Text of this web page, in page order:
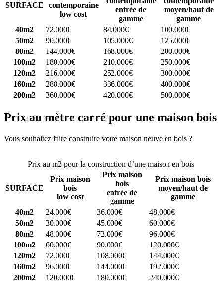
SURFACE
contemporaine
low cost
entrée de
gamme
moyen/haut de
gamme
40m2
72.000€ 84.000€
100.000€
50m2
90.000€ 105.000€
125.000€
80m2
144.000€ 168.000€
200.000€
100m2
180.000€ 210.000€
250.000€
120m2
216.000€ 252.000€
300.000€
160m2
288.000€ 336.000€
400.000€
200m2
360.000€ 420.000€ 500.000€
Prix au mètre carré pour une maison bois
Vous souhaitez faire construire votre maison neuve en bois ?
Prix au m2 pour la construction d’une maison en bois
SURFACE
Prix maison
bois
low cost
Prix maison
bois
entrée de
gamme
Prix maison bois
moyen/haut de
gamme
40m2
24.000€ 36.000€
48.000€
50m2
30.000€ 45.000€
60.000€
80m2
48.000€ 72.000€
96.000€
100m2
60.000€ 90.000€
120.000€
120m2
72.000€ 108.000€
144.000€
160m2
96.000€ 144.000€
192.000€
200m2
120.000€ 180.000€ 240.000€